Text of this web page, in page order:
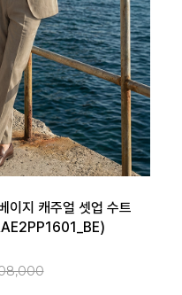
이지 캐주얼 셋업 수트